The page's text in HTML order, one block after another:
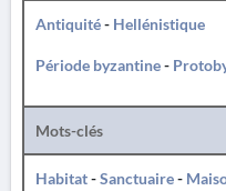
Antiquité- Hellénistique
Période byzantine-
Mots-clés
Habitat-Sanctuaire-